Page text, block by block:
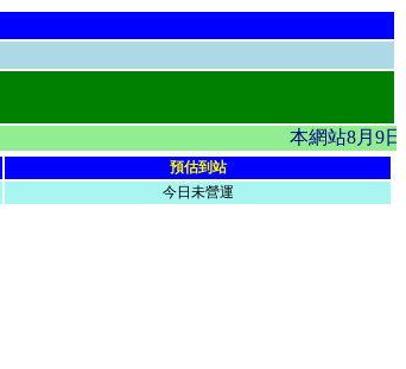
本網站8月9
預估到站
今日未營運